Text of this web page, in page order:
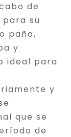
de
su
paño,
y
ideal para
y
que se
de